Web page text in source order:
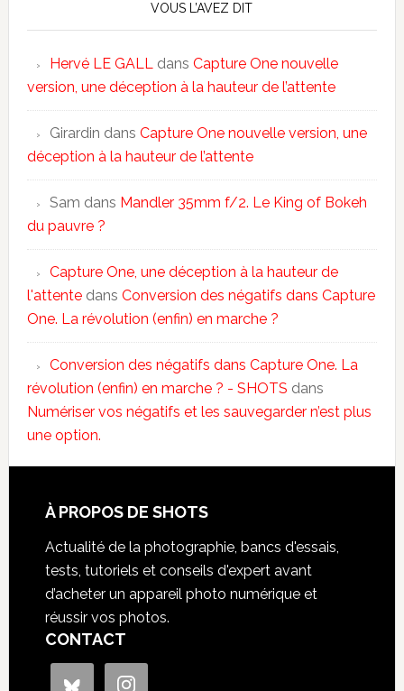
VOUS L’AVEZ DIT
Hervé LE GALLdans Capture One nouvelle
version, une déception à la hauteur de l’attente
Girardin dans Capture One nouvelle version, une
déception à la hauteur de l’attente
Sam dans Mandler 35mm f/2. Le King of Bokeh
du pauvre ?
Capture One, une déception à la hauteur de
l'attentedans Conversion des négatifs dans Capture
One. La révolution (enfin) en marche ?
Conversion des négatifs dans Capture One. La
révolution (enfin) en marche ? - SHOTS dans
Numériser vos négatifs et les sauvegarder n’est plus
une option.
À PROPOS DE SHOTS
Actualité de la photographie, bancs d'essais,
tests, tutoriels et conseils d'expert avant
d’acheter un appareil photo numérique et
réussir vos photos.
CONTACT